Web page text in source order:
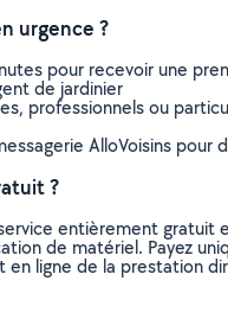
urgence ?
pour recevoir une
de jardinier
professionnels ou
AlloVoisins
?
entièrement gratuit
de matériel. Payez
en ligne de la prestation